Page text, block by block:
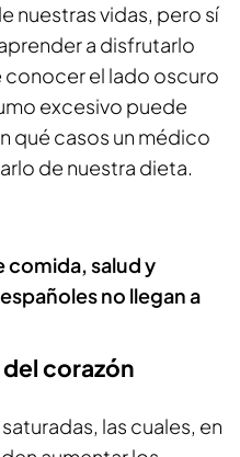
nuestras vidas, pero sí
a disfrutarlo
el lado oscuro
excesivo puede
qué casos un médico
de nuestra dieta.
comida, salud y
no llegan a
corazón
las cuales, en